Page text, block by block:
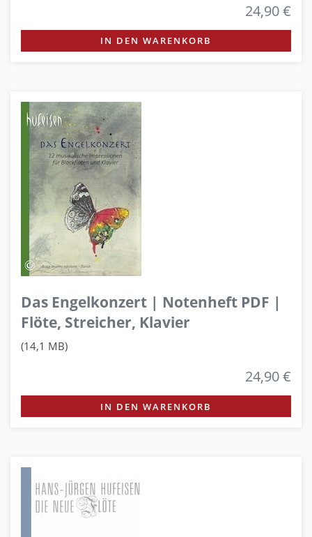
24,90 €
IN DEN WARENKORB
Das Engelkonzert | Notenheft PDF |
Flöte, Streicher, Klavier
(14,1 MB)
24,90 €
IN DEN WARENKORB